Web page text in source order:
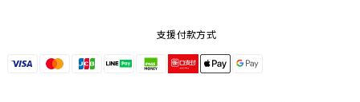
支援付款方式